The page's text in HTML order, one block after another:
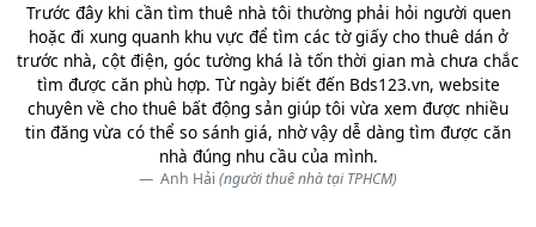
Trước đây khi cần tìm thuê nhà tôi thường phải hỏi người quen
hoặc đi xung quanh khu vực để tìm các tờ giấy cho thuê dán ở
trước nhà, cột điện, góc tường khá là tốn thời gian mà chưa chắc
tìm được căn phù hợp. Từ ngày biết đến Bds123.vn, website
chuyên về cho thuê bất động sản giúp tôi vừa xem được nhiều
tin đăng vừa có thể so sánh giá, nhờ vậy dễ dàng tìm được căn
nhà đúng nhu cầu của mình.
Anh Hải (người thuê nhà tại TPHCM)